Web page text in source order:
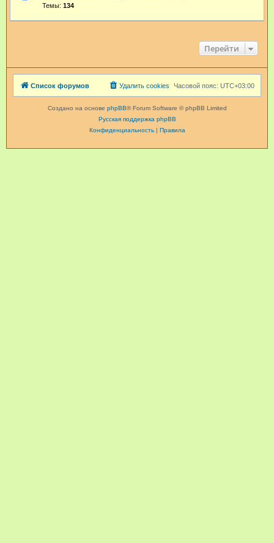
Темы: 134
Перейти
Список форумов Часовой пояс: UTC+03:00
Удалить cookies
Создано на основе phpBB® Forum Software © phpBB Limited
Русская поддержка phpBB
Конфиденциальность| Правила